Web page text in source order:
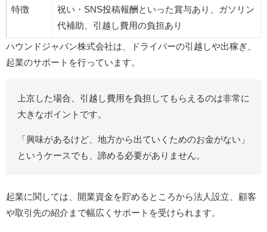
特徴
祝い・SNS投稿報酬といった賞与あり、ガソリン
代補助、引越し費用の負担あり
ハウンドジャパン株式会社は、ドライバーの引越しや出稼ぎ、
起業のサポートを行っています。
上京した場合、引越し費用を負担してもらえるのは非常に
大きなポイントです。
「興味があるけど、地方から出ていくためのお金がない」
というケースでも、諦める必要がありません。
起業に関しては、開業資金を貯めるところから法人設立、顧客
や取引先の紹介まで幅広くサポートを受けられます。